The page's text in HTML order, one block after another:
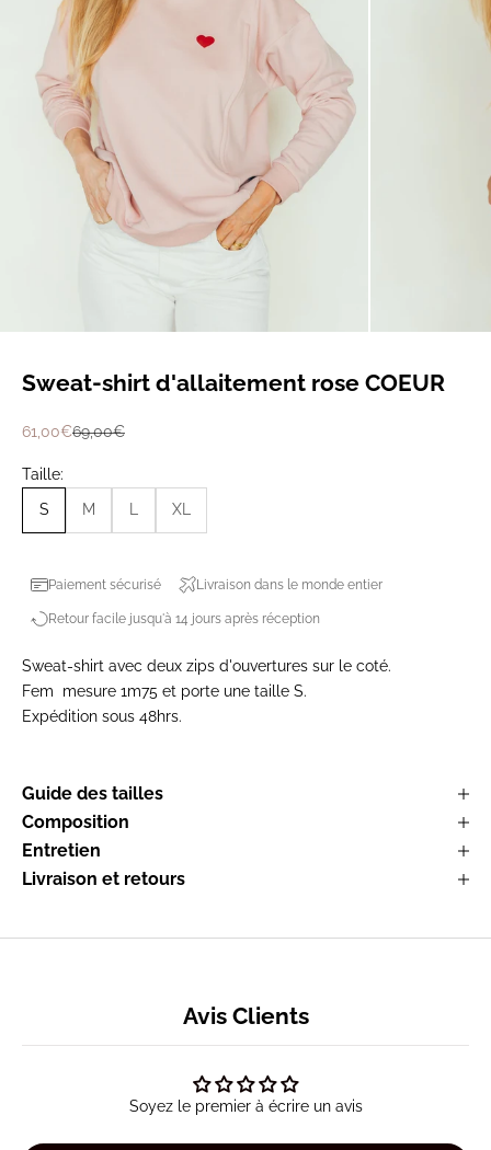
Sweat-shirt d'allaitement rose COEUR
Prix de vente
61,00€Prix normal
69,00€
Taille:
S M XL
Paiement sécurisé Livraison dans le monde entier
Retour facile jusqu'à 14 jours après réception
Sweat-shirt avec deux zips d'ouvertures sur le coté.
Fem mesure 1m75 et porte une taille S.
Expédition sous 48hrs.
Guide des tailles
Composition
Entretien
Livraison et retours
Avis Clients
Soyez le premier à écrire un avis